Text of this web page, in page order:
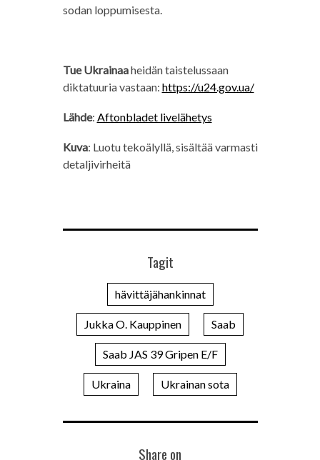
sodan loppumisesta.
Tue Ukrainaaheidän taistelussaan
diktatuuria vastaan: https://u24.gov.ua/
Lähde: Aftonbladet livelähetys
Kuva: Luotu tekoälyllä, sisältää varmasti
detaljivirheitä
Tagit
hävittäjähankinnat
Jukka O. Kauppinen Saab
Saab JAS 39 Gripen E/F
Ukraina Ukrainan sota
Share on